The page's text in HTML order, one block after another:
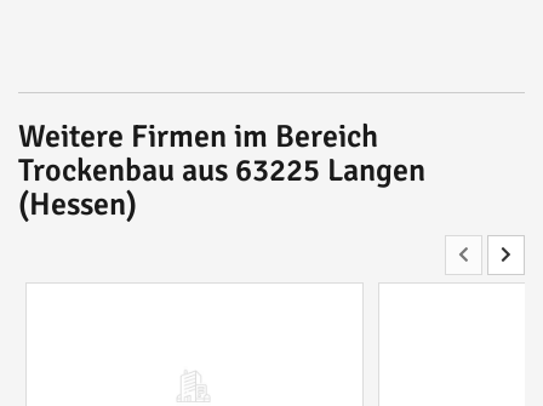
Weitere Firmen im Bereich
Trockenbau aus 63225 Langen
(Hessen)